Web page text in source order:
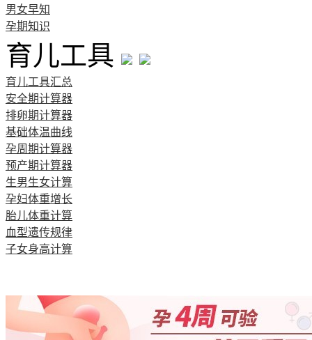
男女早知
孕期知识
育儿工具
育儿工具汇总
安全期计算器
排卵期计算器
基础体温曲线
孕周期计算器
预产期计算器
生男生女计算
孕妇体重增长
胎儿体重计算
血型遗传规律
子女身高计算